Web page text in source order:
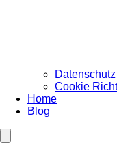
Datenschutz
Cookie
Home
Blog